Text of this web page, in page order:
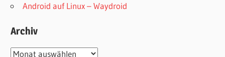
Android auf Linux – Waydroid
Archiv
Archiv